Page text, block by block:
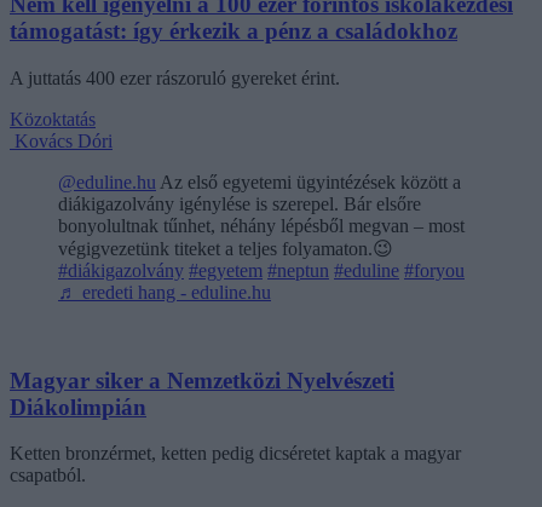
támogatást: így érkezik a pénz a családokhoz
A juttatás 400 ezer rászoruló gyereket érint.
Közoktatás
Kovács Dóri
@eduline.hu Az első egyetemi ügyintézések között a
diákigazolvány igénylése is szerepel. Bár elsőre
bonyolultnak tűnhet, néhány lépésből megvan – most
végigvezetünk titeket a teljes folyamaton.😉
#diákigazolvány #egyetem #neptun #eduline #foryou
♬ eredeti hang - eduline.hu
Magyar siker a Nemzetközi Nyelvészeti
Diákolimpián
Ketten bronzérmet, ketten pedig dicséretet kaptak a magyar
csapatból.